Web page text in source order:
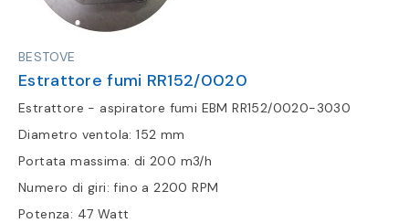
BESTOVE
Estrattore fumi RR152/0020
Estrattore - aspiratore fumi EBM RR152/0020-3030
Diametro ventola: 152 mm
Portata massima: di 200 m3/h
Numero di giri: fino a 2200 RPM
Potenza: 47 Watt